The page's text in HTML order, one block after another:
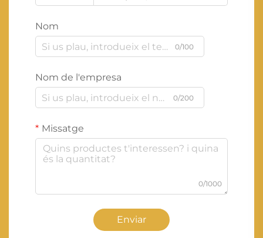
Nom
0/100
Nom de l'empresa
0/200
Missatge
0/1000
Enviar